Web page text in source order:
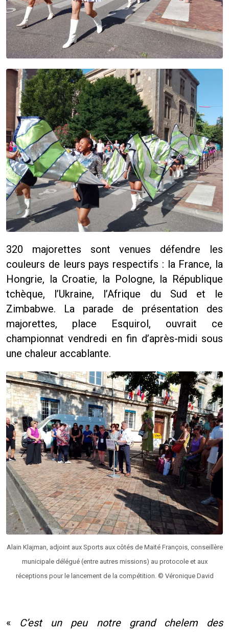
320 majorettes sont venues défendre les
couleurs de leurs pays respectifs : la France, la
Hongrie, la Croatie, la Pologne, la République
tchèque, l’Ukraine, l’Afrique du Sud et le
Zimbabwe. La parade de présentation des
majorettes, place Esquirol, ouvrait ce
championnat vendredi en fin d’après-midi sous
une chaleur accablante.
Alain Klajman, adjoint aux Sports aux côtés de Maïté François, conseillère
municipale délégué (entre autres missions) au protocole et aux
réceptions pour le lancement de la compétition. © Véronique David
« C’est un peu notre grand chelem des